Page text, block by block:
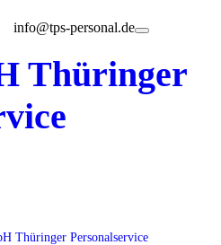
info@tps-personal.de
Thüringer Personalservice